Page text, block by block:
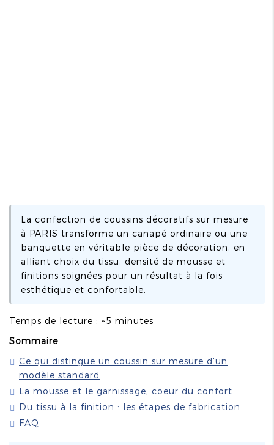
La confection de coussins décoratifs sur mesure
à PARIS transforme un canapé ordinaire ou une
banquette en véritable pièce de décoration, en
alliant choix du tissu, densité de mousse et
finitions soignées pour un résultat à la fois
esthétique et confortable.
Temps de lecture : ~5 minutes
Sommaire
Ce qui distingue un coussin sur mesure d'un
modèle standard
La mousse et le garnissage, coeur du confort
Du tissu à la finition : les étapes de fabrication
FAQ